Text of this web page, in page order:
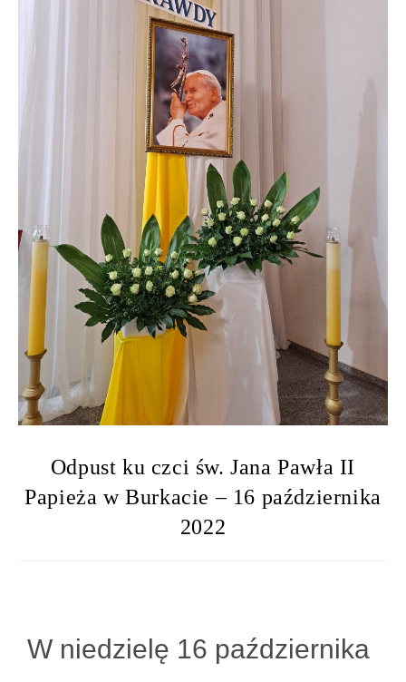
Odpust ku czci św. Jana Pawła II
Papieża w Burkacie – 16 października
2022
W niedzielę 16 października